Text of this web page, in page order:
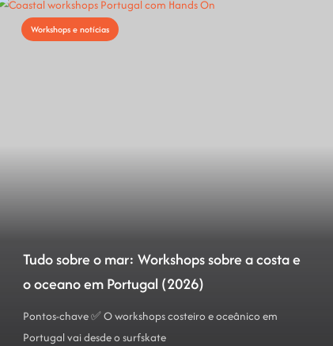
Workshops e notícias
Tudo sobre o mar: Workshops sobre a costa e
o oceano em Portugal (2026)
Pontos-chave ✅ O workshops costeiro e oceânico em
Portugal vai desde o surfskate